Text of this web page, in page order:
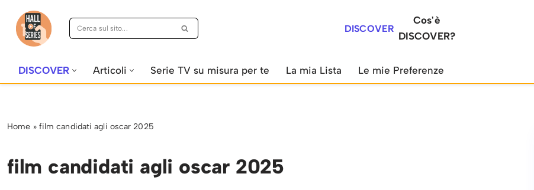
Vai
DISCOVER
Cos'è
DISCOVER?
DISCOVER Articoli Serie TV su misura per te La mia Lista Le mie Preferenze
Home » film candidati agli oscar 2025
film candidati agli oscar 2025